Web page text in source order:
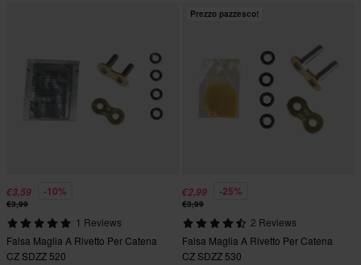
€3,59 -10%
€3,99
1 Reviews
Falsa Maglia A Rivetto Per Catena
CZ SDZZ 520
Prezzo pazzesco!
€2,99 -25%
€3,99
2 Reviews
Falsa Maglia A Rivetto Per Catena
CZ SDZZ 530